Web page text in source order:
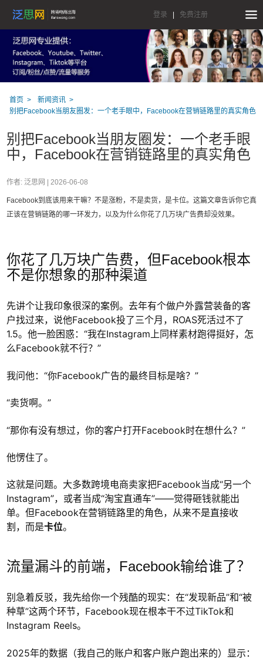
登录 免费注册
首页
新闻资讯
别把Facebook当朋友圈发：一个老手眼中，Facebook在营销链路里的真实角色
别把Facebook当朋友圈发：一个老手眼
中，Facebook在营销链路里的真实角色
作者: 泛思网 | 2026-06-08
Facebook到底该用来干嘛？不是涨粉，不是卖货，是卡位。这篇文章告诉你它真
正该在营销链路的哪一环发力，以及为什么你花了几万块广告费却没效果。
你花了几万块广告费，但Facebook根本
不是你想象的那种渠道
先讲个让我印象很深的案例。去年有个做户外露营装备的客
户找过来，说他Facebook投了三个月，ROAS死活过不了
1.5。他一脸困惑：“我在Instagram上同样素材跑得挺好，怎
么Facebook就不行？”
我问他：“你Facebook广告的最终目标是啥？”
“卖货啊。”
“那你有没有想过，你的客户打开Facebook时在想什么？”
他愣住了。
这就是问题。大多数跨境电商卖家把Facebook当成“另一个
Instagram”，或者当成“淘宝直通车”——觉得砸钱就能出
单。但Facebook在营销链路里的角色，从来不是直接收
割，而是卡位。
流量漏斗的前端，Facebook输给谁了？
别急着反驳，我先给你一个残酷的现实：在“发现新品”和“被
种草”这两个环节，Facebook现在根本干不过TikTok和
Instagram Reels。
2025年的数据（我自己的账户和客户账户跑出来的）显示：